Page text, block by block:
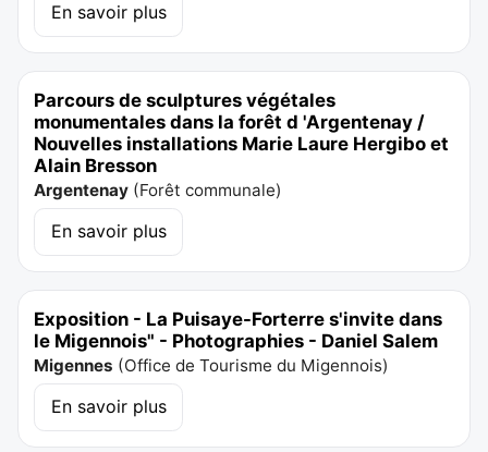
En savoir plus
Parcours de sculptures végétales
monumentales dans la forêt d 'Argentenay /
Nouvelles installations Marie Laure Hergibo et
Alain Bresson
Argentenay (Forêt communale)
En savoir plus
Exposition - La Puisaye-Forterre s'invite dans
le Migennois" - Photographies - Daniel Salem
Migennes (Office de Tourisme du Migennois)
En savoir plus